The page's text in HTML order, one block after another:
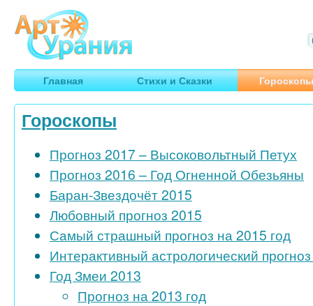
АртУрания
Умные гороскопы, творчество, путешествия
Главная Стихи и Сказки Гороскопы
Гороскопы
Прогноз 2017 – Высоковольтный Петух
Прогноз 2016 – Год Огненной Обезьяны
Баран-Звездочёт 2015
Любовный прогноз 2015
Самый страшный прогноз на 2015 год
Интерактивный астрологический
Год Змеи 2013
Прогноз на 2013 год